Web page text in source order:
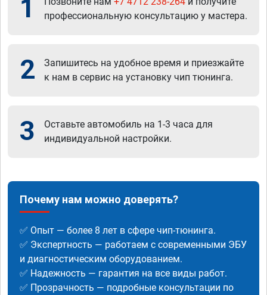
1
профессиональную консультацию у мастера.
2
Запишитесь на удобное время и приезжайте
к нам в сервис на установку чип тюнинга.
3
Оставьте автомобиль на 1-3 часа для
индивидуальной настройки.
Почему нам можно доверять?
✅ Опыт — более 8 лет в сфере чип-тюнинга.
✅ Экспертность — работаем с современными ЭБУ
и диагностическим оборудованием.
✅ Надежность — гарантия на все виды работ.
✅ Прозрачность — подробные консультации по